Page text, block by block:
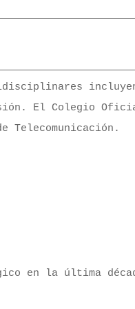
El Colegio
Telecomunicación.
en la última